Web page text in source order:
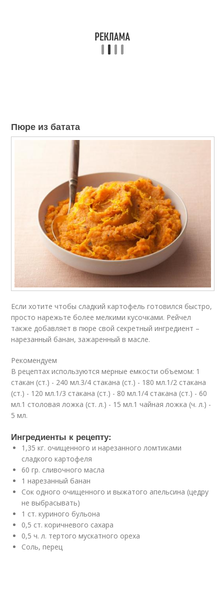
Пюре из батата
Если хотите чтобы сладкий картофель готовился быстро,
просто нарежьте более мелкими кусочками. Рейчел
также добавляет в пюре свой секретный ингредиент –
нарезанный банан, зажаренный в масле.
Рекомендуем
В рецептах используются мерные емкости объемом: 1
стакан (ст.) - 240 мл.3/4 стакана (ст.) - 180 мл.1/2 стакана
(ст.) - 120 мл.1/3 стакана (ст.) - 80 мл.1/4 стакана (ст.) - 60
мл.1 столовая ложка (ст. л.) - 15 мл.1 чайная ложка (ч. л.) -
5 мл.
Ингредиенты к рецепту:
1,35 кг. очищенного и нарезанного ломтиками
сладкого картофеля
60 гр. сливочного масла
1 нарезанный банан
Сок одного очищенного и выжатого апельсина (цедру
не выбрасывать)
1 ст. куриного бульона
0,5 ст. коричневого сахара
0,5 ч. л. тертого мускатного ореха
Соль, перец